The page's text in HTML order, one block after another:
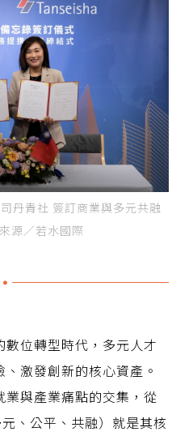
丹青社 簽訂商業與多元共融
源／若水國際
位轉型時代，多元人才
激發創新的核心資產。
與產業痛點的交集，從
、公平、共融）就是其核